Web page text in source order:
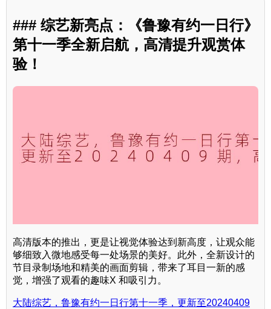
### 综艺新亮点：《鲁豫有约一日行》
第十一季全新启航，高清提升观赏体
验！
高清版本的推出，更是让视觉体验达到新高度，让观众能
够细致入微地感受每一处场景的美好。此外，全新设计的
节目录制场地和精美的画面剪辑，带来了耳目一新的感
觉，增强了观看的趣味X 和吸引力。
大陆综艺，鲁豫有约一日行第十一季，更新至20240409